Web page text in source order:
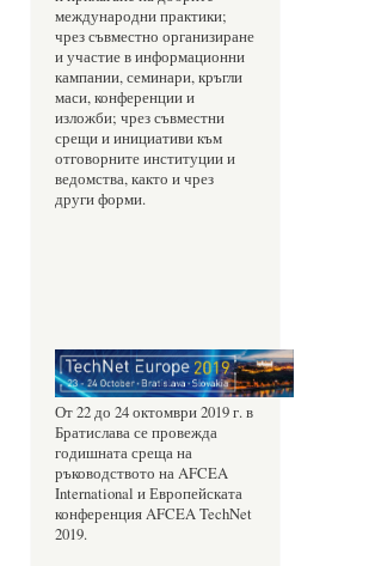
международни практики;
чрез съвместно организиране
и участие в информационни
кампании, семинари, кръгли
маси, конференции и
изложби; чрез съвместни
срещи и инициативи към
отговорните институции и
ведомства, както и чрез
други форми.
От 22 до 24 октомври 2019 г. в
Братислава се провежда
годишната среща на
ръководството на AFCEA
International и Европейската
конференция AFCEA TechNet
2019.